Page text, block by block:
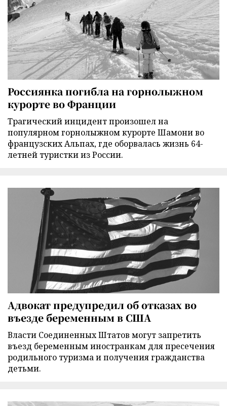
Россиянка погибла на горнолыжном
курорте во Франции
Трагический инцидент произошел на
популярном горнолыжном курорте Шамони во
французских Альпах, где оборвалась жизнь 64-
летней туристки из России.
Адвокат предупредил об отказах во
въезде беременным в США
Власти Соединенных Штатов могут запретить
въезд беременным иностранкам для пресечения
родильного туризма и получения гражданства
детьми.